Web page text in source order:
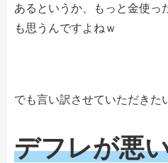
あるというか、もっと金使っ
も思うんですよねｗ
でも言い訳させていただきた
デフレが悪